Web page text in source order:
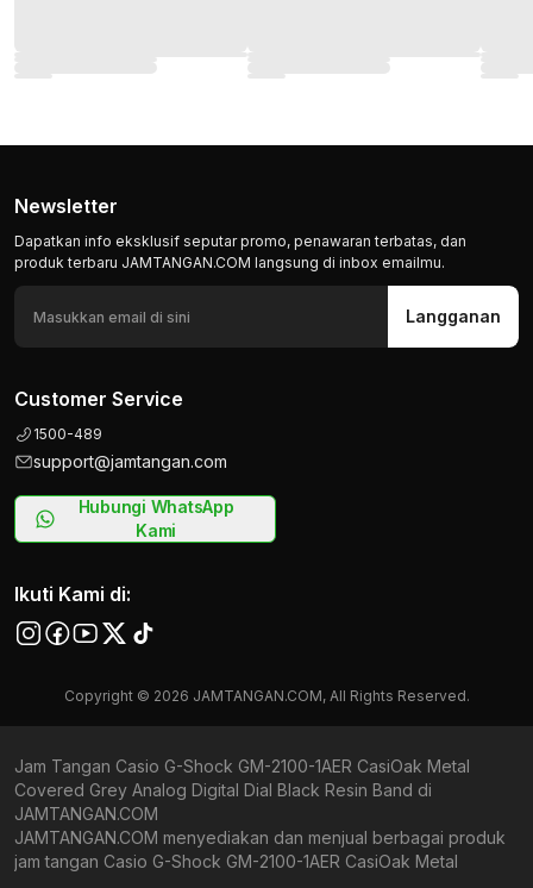
Newsletter
Dapatkan info eksklusif seputar promo, penawaran terbatas, dan
produk terbaru JAMTANGAN.COM langsung di inbox emailmu.
Langganan
Customer Service
1500-489
support@jamtangan.com
Hubungi WhatsApp
Kami
Ikuti Kami di:
Copyright © 2026 JAMTANGAN.COM, All Rights Reserved.
Jam Tangan Casio G-Shock GM-2100-1AER CasiOak Metal
Covered Grey Analog Digital Dial Black Resin Band di
JAMTANGAN.COM
JAMTANGAN.COM menyediakan dan menjual berbagai produk
jam tangan Casio G-Shock GM-2100-1AER CasiOak Metal